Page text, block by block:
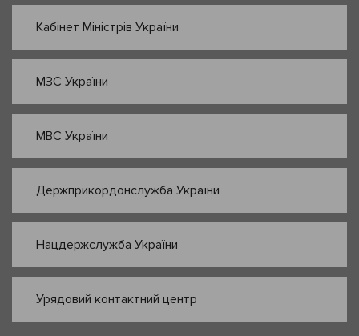
Кабінет Міністрів України
МЗС України
МВС України
Держприкордонслужба України
Нацдержслужба України
Урядовий контактний центр